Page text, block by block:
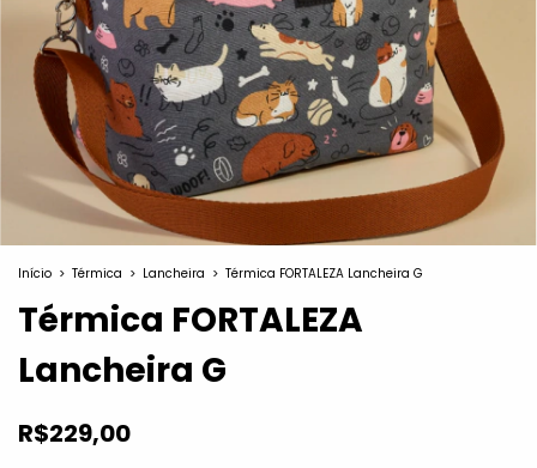
Início > Térmica > Lancheira > Térmica FORTALEZA Lancheira G
Térmica FORTALEZA
Lancheira G
R$229,00